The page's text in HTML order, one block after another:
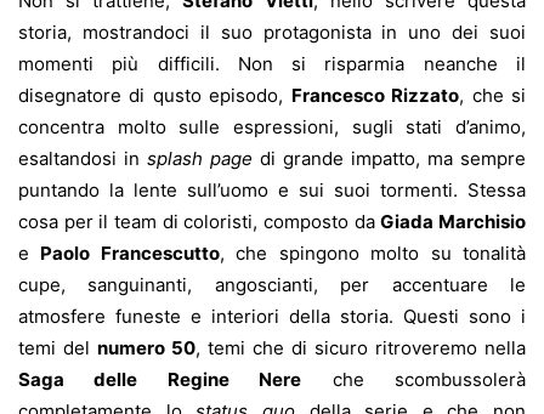
storia, mostrandoci il suo protagonista in uno dei suoi
momenti più difficili. Non si risparmia neanche il
disegnatore di qusto episodo, Francesco Rizzato, che si
concentra molto sulle espressioni, sugli stati d’animo,
esaltandosi in splash page di grande impatto, ma sempre
puntando la lente sull’uomo e sui suoi tormenti. Stessa
cosa per il team di coloristi, composto daGiada Marchisio
e Paolo Francescutto, che spingono molto su tonalità
cupe, sanguinanti, angoscianti, per accentuare le
atmosfere funeste e interiori della storia. Questi sono i
temi del numero 50, temi che di sicuro ritroveremo nella
Saga delle Regine Nere che scombussolerà